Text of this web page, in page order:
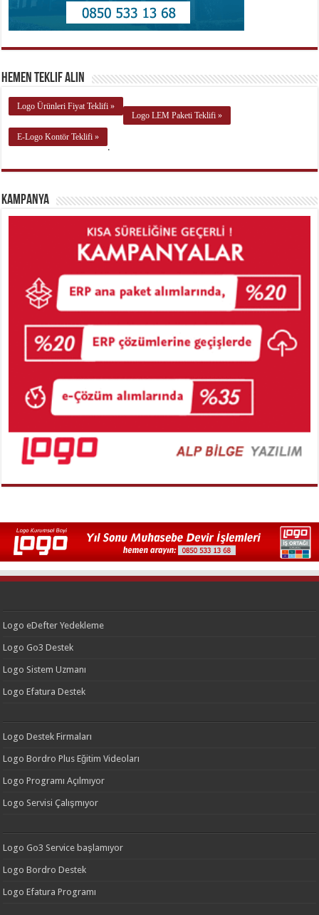
Hemen Teklif Alın
Logo Ürünleri Fiyat Teklifi »
Logo LEM Paketi Teklifi »
E-Logo Kontör Teklifi »
.
Kampanya
Logo eDefter Yedekleme
Logo Go3 Destek
Logo Sistem Uzmanı
Logo Efatura Destek
Logo Destek Firmaları
Logo Bordro Plus Eğitim Videoları
Logo Programı Açılmıyor
Logo Servisi Çalışmıyor
Logo Go3 Service başlamıyor
Logo Bordro Destek
Logo Efatura Programı